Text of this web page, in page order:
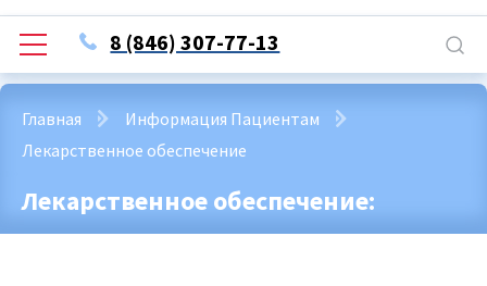
8 (846) 307-77-13
Главная
Информация Пациентам
Лекарственное обеспечение
Лекарственное обеспечение: